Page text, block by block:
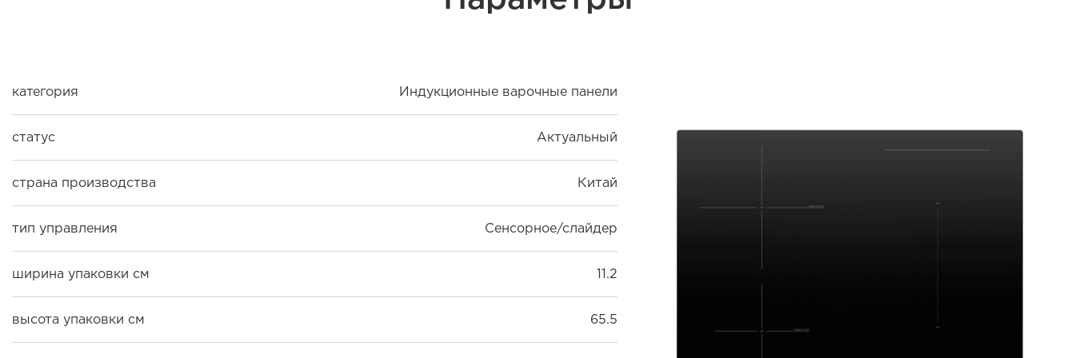
категория Индукционные варочные панели
статус Актуальный
страна производства Китай
тип управления Сенсорное/слайдер
ширина упаковки см 11.2
высота упаковки см 65.5